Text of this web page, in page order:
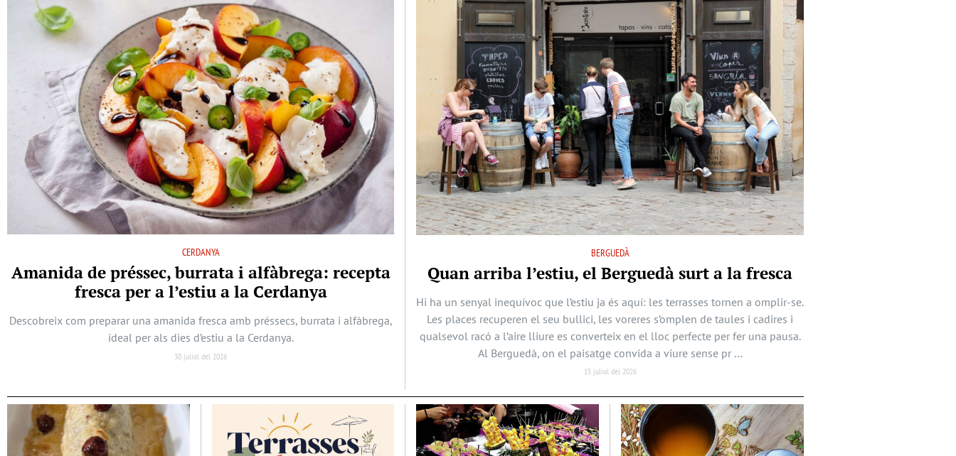
CERDANYA
Amanida de préssec, burrata i alfàbrega: recepta
fresca per a l’estiu a la Cerdanya
Descobreix com preparar una amanida fresca amb préssecs, burrata i alfàbrega,
ideal per als dies d’estiu a la Cerdanya.
30 juliol del 2026
BERGUEDÀ
Quan arriba l’estiu, el Berguedà surt a la fresca
Hi ha un senyal inequívoc que l’estiu ja és aquí: les terrasses tornen a omplir-se.
Les places recuperen el seu bullici, les voreres s’omplen de taules i cadires i
qualsevol racó a l’aire lliure es converteix en el lloc perfecte per fer una pausa.
Al Berguedà, on el paisatge convida a viure sense pr …
15 juliol del 2026